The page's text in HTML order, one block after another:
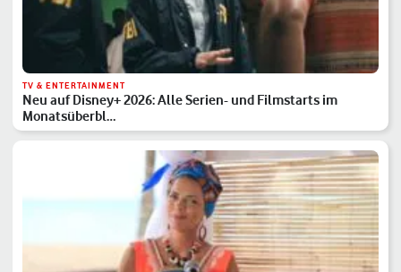
TV & ENTERTAINMENT
Neu auf Disney+ 2026: Alle Serien- und Filmstarts im
Monatsüberbl…